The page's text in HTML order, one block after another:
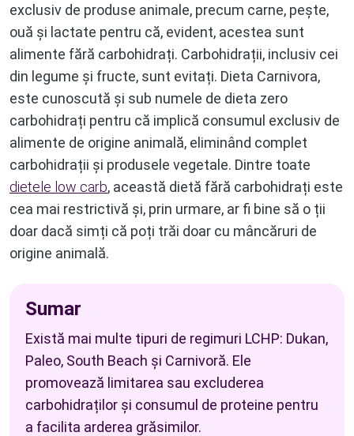
exclusiv de produse animale, precum carne, pește,
ouă și lactate pentru că, evident, acestea sunt
alimente fără carbohidrați. Carbohidrații, inclusiv cei
din legume și fructe, sunt evitați. Dieta Carnivora,
este cunoscută și sub numele de dieta zero
carbohidrați pentru că implică consumul exclusiv de
alimente de origine animală, eliminând complet
carbohidrații și produsele vegetale. Dintre toate
dietele low carb, această dietă fără carbohidrați este
cea mai restrictivă și, prin urmare, ar fi bine să o ții
doar dacă simți că poți trăi doar cu mâncăruri de
origine animală.
Sumar
Există mai multe tipuri de regimuri LCHP: Dukan,
Paleo, South Beach și Carnivoră. Ele
promovează limitarea sau excluderea
carbohidraților și consumul de proteine pentru
a facilita arderea grăsimilor.